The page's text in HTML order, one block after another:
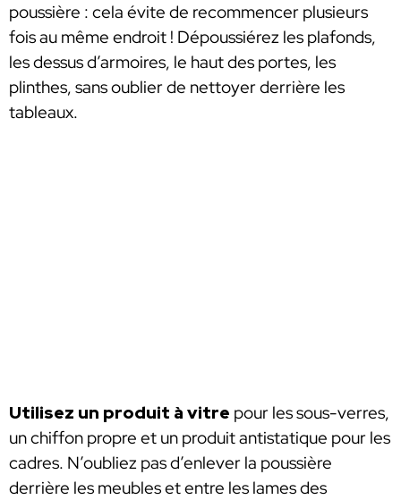
poussière : cela évite de recommencer plusieurs
fois au même endroit ! Dépoussiérez les plafonds,
les dessus d’armoires, le haut des portes, les
plinthes, sans oublier de nettoyer derrière les
tableaux.
Utilisez un produit à vitre pour les sous-verres,
un chiffon propre et un produit antistatique pour les
cadres. N’oubliez pas d’enlever la poussière
derrière les meubles et entre les lames des